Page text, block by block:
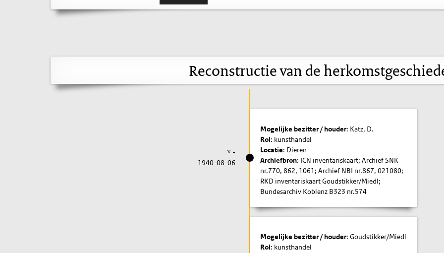
Reconstructie van de
* -
1940-08-06
Mogelijke bezitter / houder: Katz, D.
Rol: kunsthandel
Locatie: Dieren
Archiefbron: ICN inventariskaart; Archief SNK
nr.770, 862, 1061; Archief NBI nr.867, 021080;
RKD inventariskaart Goudstikker/Miedl;
Bundesarchiv Koblenz B323 nr.574
Mogelijke bezitter / houder: Goudstikker/Miedl
Rol: kunsthandel